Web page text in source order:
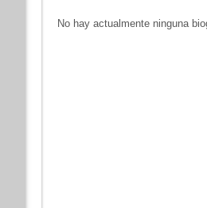
No hay actualmente ninguna